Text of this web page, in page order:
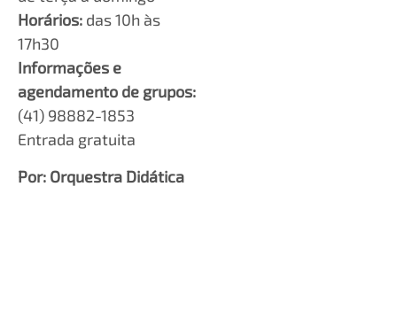
Horários: das 10h às
17h30
Informações e
agendamento de grupos:
(41) 98882-1853
Entrada gratuita
Por: Orquestra Didática